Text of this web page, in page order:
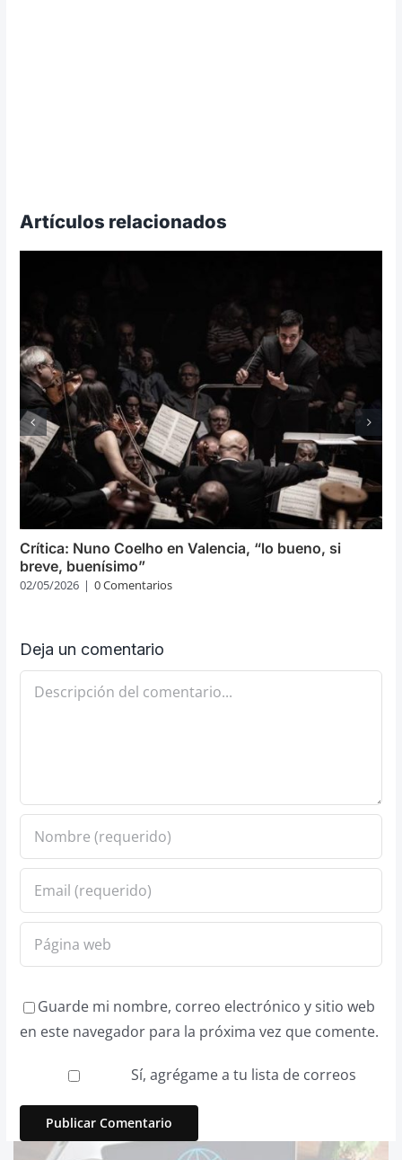
Artículos relacionados
Crítica: Nuno Coelho en Valencia, “lo bueno, si
breve, buenísimo”
02/05/2026 | 0 Comentarios
Deja un comentario
Comentario
Guarde mi nombre, correo electrónico y sitio web
en este navegador para la próxima vez que comente.
Sí, agrégame a tu lista de correos